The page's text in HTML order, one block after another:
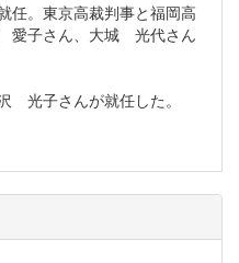
任。東京高裁判事と福岡高
愛子さん、大城 光代さん
光子さんが就任した。